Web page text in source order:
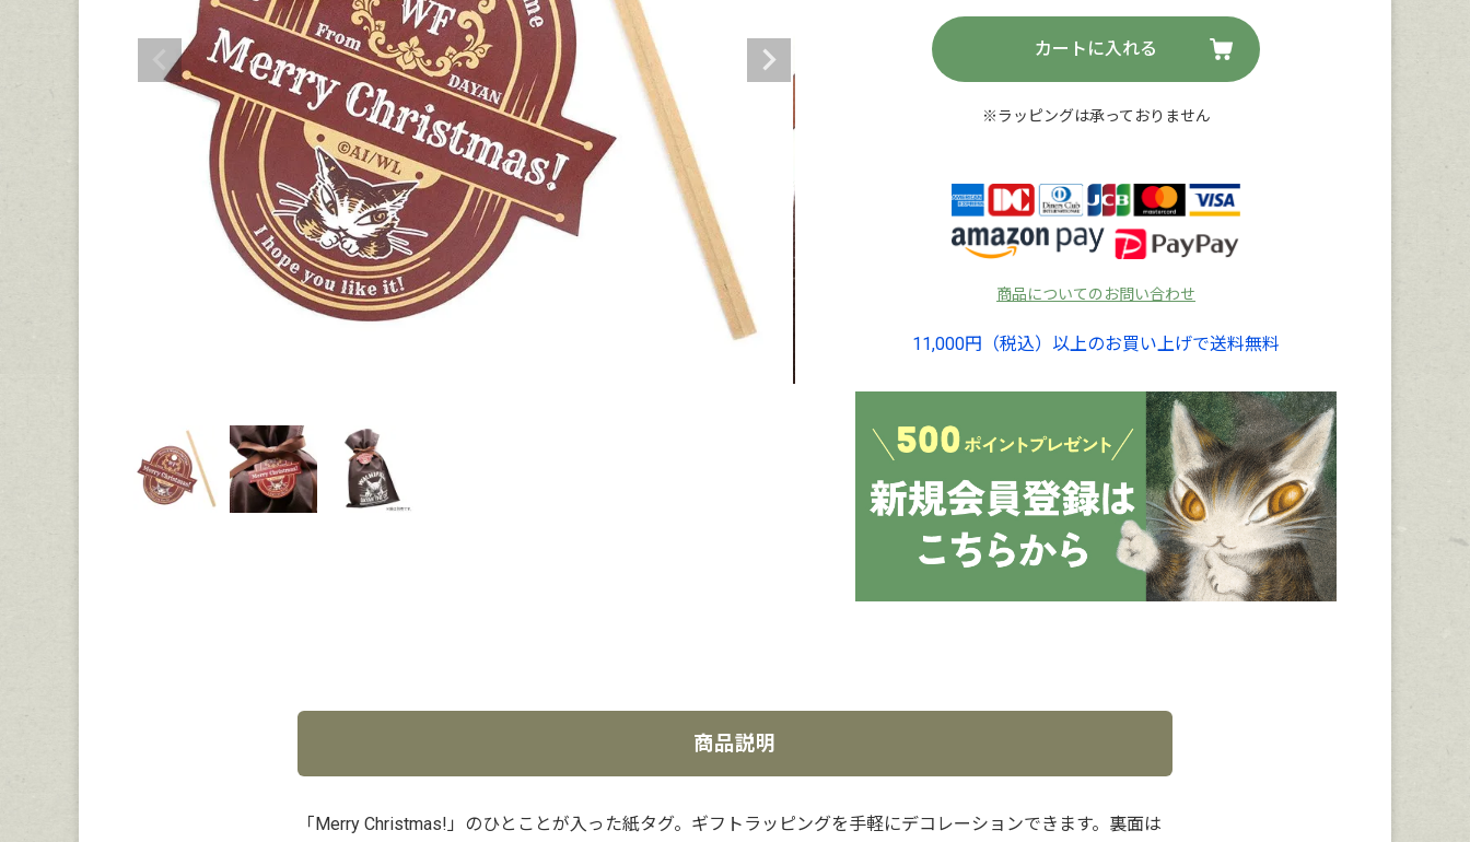
カートに入れる
※ラッピングは承っておりません
商品についてのお問い合わせ
11,000円（税込）以上のお買い上げで送料無料
商品説明
「Merry Christmas!」のひとことが入った紙タグ。ギフトラッピングを手軽にデコレーションできます。裏面は